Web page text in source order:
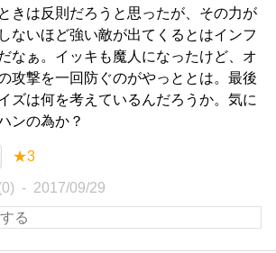
きは反則だろうと思ったが、その力が
ないほど強い敵が出てくるとはインフ
なぁ。イッキも魔人になったけど、オ
攻撃を一回防ぐのがやっととは。最後
ズは何を考えているんだろうか。気に
ンの為か？
★3
2017/09/29